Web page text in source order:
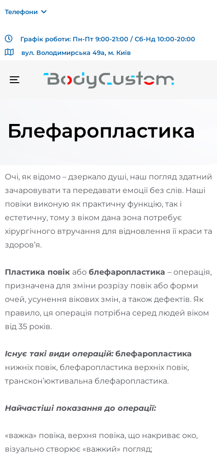
Телефони
Графік роботи: Пн-Пт 9:00-21:00 / Сб-Нд 10:00-20:00
вул. Володимирська 49а, м. Київ
TOGGLE
Блефаропластика
Очі, як відомо – дзеркало душі, наш погляд здатний
зачаровувати та передавати емоції без слів. Наші
повіки виконую як практичну функцію, так і
естетичну, тому з віком дана зона потребує
хірургічного втручання для відновлення її краси та
здоров’я.
Пластика повік або блефаропластика – операція,
призначена для зміни розрізу повік або форми
очей, усунення вікових змін, а також дефектів. Як
правило, ця операція потрібна серед людей віком
від 35 років.
Існує такі види операцій: блефаропластика
нижніх повік, блефаропластика верхніх повік,
транскон’юктивальна блефаропластика.
Найчастіші показання до операції:
«важка» повіка, верхня повіка, що накриває око,
візуально створює «важкий» погляд;